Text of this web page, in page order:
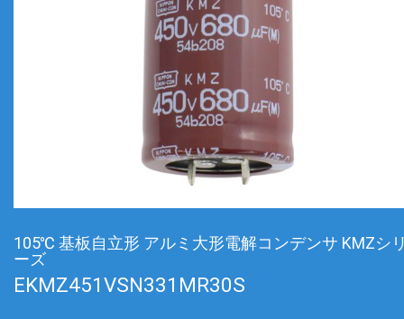
105℃ 基板自立形 アルミ大形電解コンデンサ KMZシ
ーズ
EKMZ451VSN331MR30S